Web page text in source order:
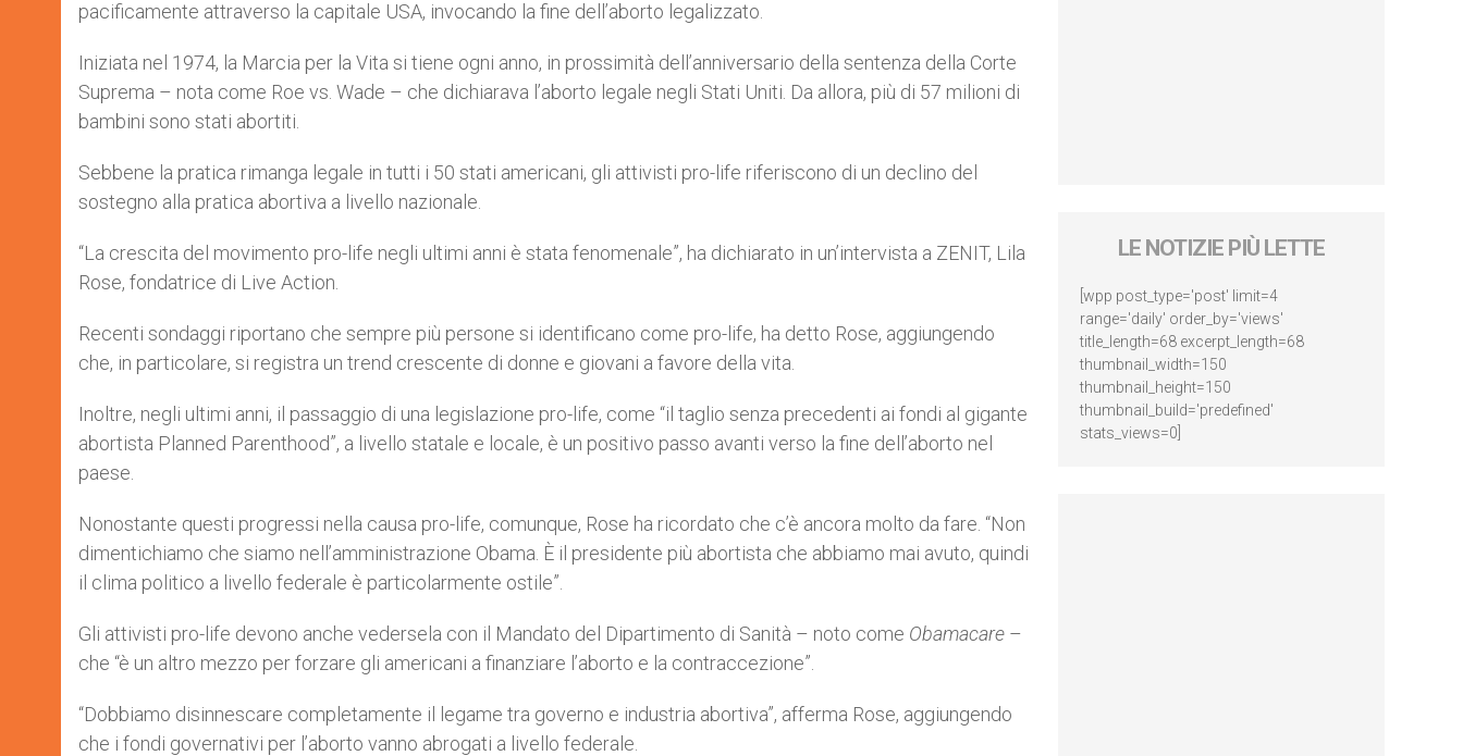
pacificamente attraverso la capitale USA, invocando la fine dell’aborto legalizzato.
Iniziata nel 1974, la Marcia per la Vita si tiene ogni anno, in prossimità dell’anniversario della sentenza della Corte
Suprema – nota come Roe vs. Wade – che dichiarava l’aborto legale negli Stati Uniti. Da allora, più di 57 milioni di
bambini sono stati abortiti.
Sebbene la pratica rimanga legale in tutti i 50 stati americani, gli attivisti pro-life riferiscono di un declino del
sostegno alla pratica abortiva a livello nazionale.
“La crescita del movimento pro-life negli ultimi anni è stata fenomenale”, ha dichiarato in un’intervista a ZENIT, Lila
Rose, fondatrice di Live Action.
Recenti sondaggi riportano che sempre più persone si identificano come pro-life, ha detto Rose, aggiungendo
che, in particolare, si registra un trend crescente di donne e giovani a favore della vita.
Inoltre, negli ultimi anni, il passaggio di una legislazione pro-life, come “il taglio senza precedenti ai fondi al gigante
abortista Planned Parenthood”, a livello statale e locale, è un positivo passo avanti verso la fine dell’aborto nel
paese.
Nonostante questi progressi nella causa pro-life, comunque, Rose ha ricordato che c’è ancora molto da fare. “Non
dimentichiamo che siamo nell’amministrazione Obama. È il presidente più abortista che abbiamo mai avuto, quindi
il clima politico a livello federale è particolarmente ostile”.
Gli attivisti pro-life devono anche vedersela con il Mandato del Dipartimento di Sanità – noto come Obamacare –
che “è un altro mezzo per forzare gli americani a finanziare l’aborto e la contraccezione”.
“Dobbiamo disinnescare completamente il legame tra governo e industria abortiva”, afferma Rose, aggiungendo
che i fondi governativi per l’aborto vanno abrogati a livello federale.
LE NOTIZIE PIÙ LETTE
[wpp post_type='post' limit=4
range='daily' order_by='views'
title_length=68 excerpt_length=68
thumbnail_width=150
thumbnail_height=150
thumbnail_build='predefined'
stats_views=0]